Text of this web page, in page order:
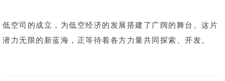
低空司的成立，为低空经济的发展搭建了广阔的舞台。这片
潜力无限的新蓝海，正等待着各方力量共同探索、开发。